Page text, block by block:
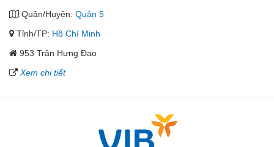
Quận/Huyện: Quận 5
Tỉnh/TP: Hồ Chí Minh
953 Trân Hưng Đạo
Xem chi tiết